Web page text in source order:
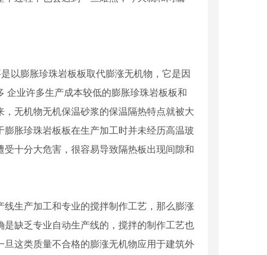
以膨胀珍珠岩板板取代膨涨无机物，它是因
企业许多生产成本较低的膨胀珍珠岩板板和
无机物无机保温砂浆的保温隔热特点就被大
胀珍珠岩板板在生产加工时并未经历高温玻
十分大危害，很容易导致隔热板出现间隙和
生产加工和专业的搅拌制作工艺，那么膨涨
缺乏专业自动生产线的，搅拌的制作工艺也
这类质量不合格的膨涨无机物应用于建筑外